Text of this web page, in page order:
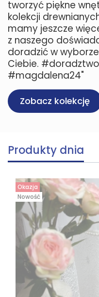
tworzyć piękne
kolekcji
mamy jeszcze
z naszego
doradzić w
Ciebie.
#magdalena24"
Zobacz kolekcję
Produkty dnia
Okazja
Nowość